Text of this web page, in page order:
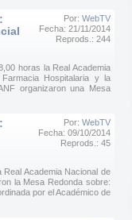
Por: WebTV
Fecha: 21/11/2014
Reprods.: 244
horas la Real Academia
Hospitalaria y la
organizaron una Mesa
Por: WebTV
Fecha: 09/10/2014
Reprods.: 45
Academia Nacional de
la Mesa Redonda sobre:
por el Académico de